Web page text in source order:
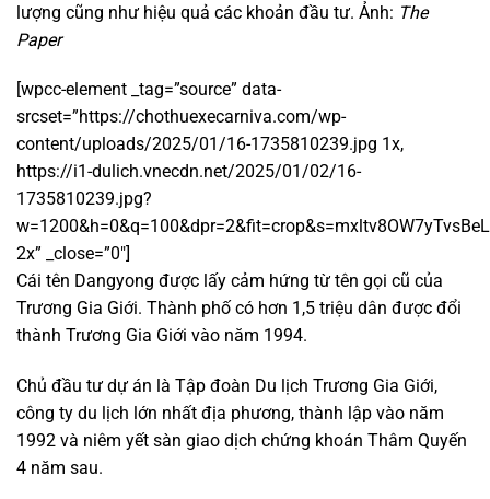
lượng cũng như hiệu quả các khoản đầu tư. Ảnh: The
Paper
[wpcc-element _tag=”source” data-
srcset=”https://chothuexecarniva.com/wp-
content/uploads/2025/01/16-1735810239.jpg 1x,
https://i1-dulich.vnecdn.net/2025/01/02/16-
1735810239.jpg?
2x” _close=”0″]
Cái tên Dangyong được lấy cảm hứng từ tên gọi cũ của
Trương Gia Giới. Thành phố có hơn 1,5 triệu dân được đổi
thành Trương Gia Giới vào năm 1994.
Chủ đầu tư dự án là Tập đoàn Du lịch Trương Gia Giới,
công ty du lịch lớn nhất địa phương, thành lập vào năm
1992 và niêm yết sàn giao dịch chứng khoán Thâm Quyến
4 năm sau.